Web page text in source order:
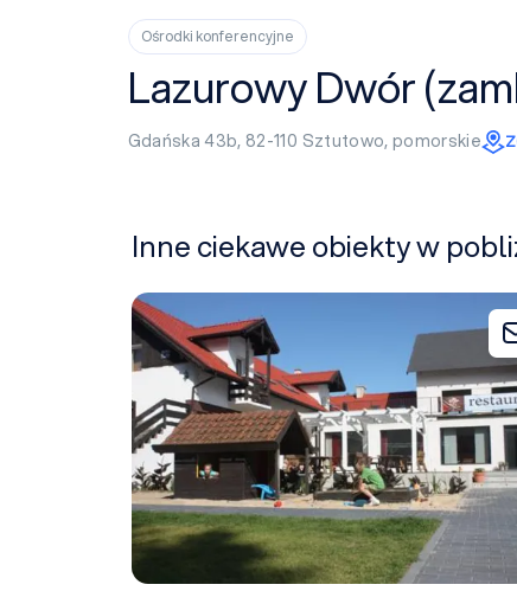
Ośrodki konferencyjne
Lazurowy Dwór
Gdańska 43b, 82-110 Sztutowo,pomorskie
Inne ciekawe obiekty w
Barcelona Rooms